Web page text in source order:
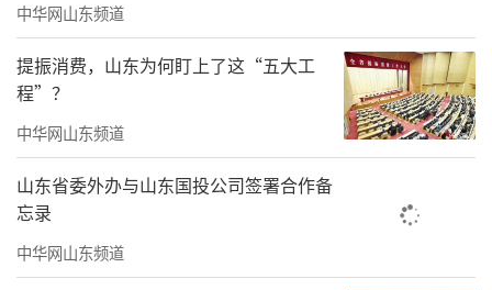
术”和“七个一”帮扶举措，累计完成253家中
小微企业职业健康管理精准帮扶。全市出行、
及时配送、同城货运3个行业2.72万名新就业形
态人员享受“新职伤”保障政策，符合参保条
件的新就业形态人员参保率达到100%
开展适龄妇女“两癌”免费检查和适龄女
孩HPV疫苗免费接种
中华网山东频道
提振消费，山东为何盯上了这“五大工
程”？
中华网山东频道
山东省委外办与山东国投公司签署合作备
忘录
中华网山东频道